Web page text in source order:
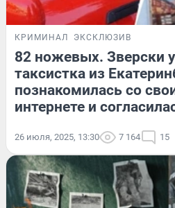
КРИМИНАЛ ЭКСКЛЮЗИВ
82 ножевых. Зверски
таксистка из
познакомилась со
интернете и
26 июля, 2025, 13:30 7 164 15